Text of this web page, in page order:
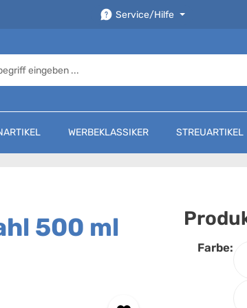
Service/Hilfe
WERBEKLASSIKER STREUARTIKEL
500 ml
Farbe: